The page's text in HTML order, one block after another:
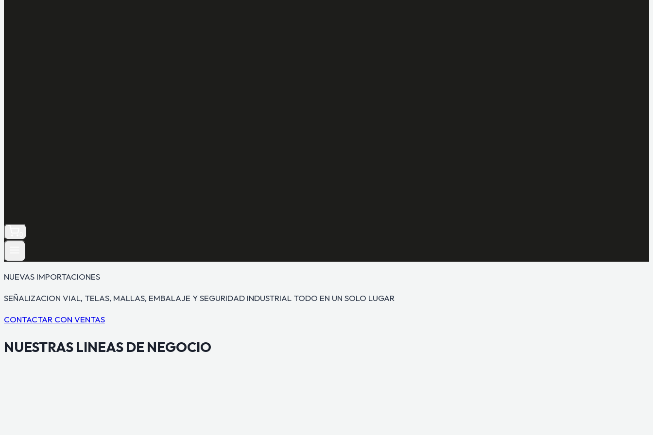
NUEVAS IMPORTACIONES
SEÑALIZACION VIAL, TELAS, MALLAS, EMBALAJE Y SEGURIDAD INDUSTRIAL TODO EN UN SOLO LUGAR
CONTACTAR CON VENTAS
NUESTRAS LINEAS DE NEGOCIO